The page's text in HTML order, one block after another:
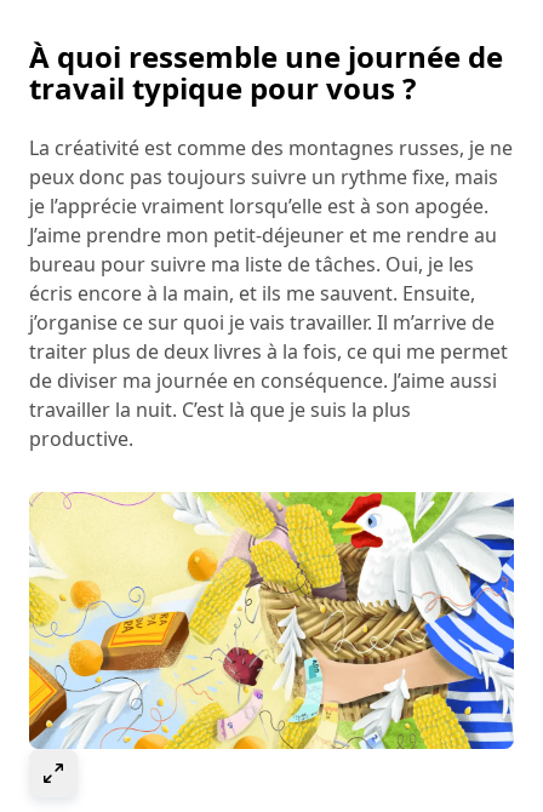
À quoi ressemble une journée de
travail typique pour vous ?
La créativité est comme des montagnes russes, je ne
peux donc pas toujours suivre un rythme fixe, mais
je l’apprécie vraiment lorsqu’elle est à son apogée.
J’aime prendre mon petit-déjeuner et me rendre au
bureau pour suivre ma liste de tâches. Oui, je les
écris encore à la main, et ils me sauvent. Ensuite,
j’organise ce sur quoi je vais travailler. Il m’arrive de
traiter plus de deux livres à la fois, ce qui me permet
de diviser ma journée en conséquence. J’aime aussi
travailler la nuit. C’est là que je suis la plus
productive.